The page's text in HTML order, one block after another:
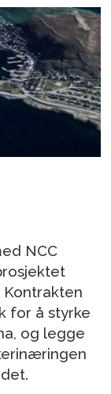
NCC
Kontrakten
for å styrke
og legge